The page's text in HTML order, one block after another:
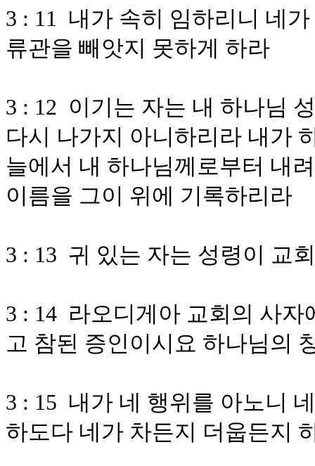
3 : 11 내가 속히 임하리니 네
류관을 빼앗지 못하게 하라
3 : 12 이기는 자는 내 하나님
다시 나가지 아니하리라 내가
늘에서 내 하나님께로부터 내
이름을 그이 위에 기록하리라
3 : 13 귀 있는 자는 성령이 교
3 : 14 라오디게아 교회의 사
고 참된 증인이시요 하나님의
3 : 15 내가 네 행위를 아노니
하도다 네가 차든지 더웁든지